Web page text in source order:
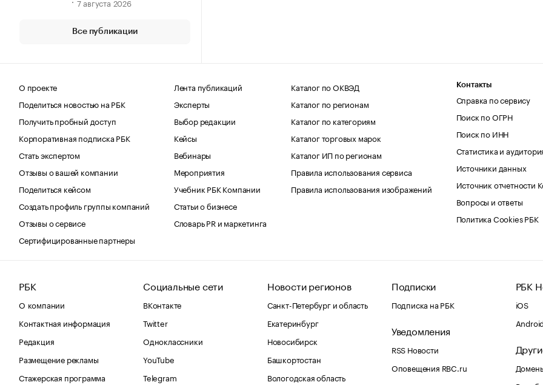
Все публикации
О проекте
Поделиться новостью на РБК
Получить пробный доступ
Корпоративная подписка РБК
Стать экспертом
Отзывы о вашей компании
Поделиться кейсом
Создать профиль группы компаний
Отзывы о сервисе
Сертифицированные партнеры
Лента публикаций
Эксперты
Выбор редакции
Кейсы
Вебинары
Мероприятия
Учебник РБК Компании
Статьи о бизнесе
Словарь PR и маркетинга
Каталог по ОКВЭД
Каталог по регионам
Каталог по категориям
Каталог торговых марок
Каталог ИП по регионам
Правила использования сервиса
Правила использования изображений
Контакты
Справка по сервису
Поиск по ОГРН
Поиск по ИНН
Статистика и
Источники данных
Источник отчетности
Вопросы и ответы
Политика Cookies РБК
РБК
О компании
Контактная информация
Редакция
Размещение рекламы
Стажерская программа
Социальные сети
ВКонтакте
Twitter
Одноклассники
YouTube
Telegram
Новости регионов
Санкт-Петербург и область
Екатеринбург
Новосибирск
Башкортостан
Вологодская область
Подписки
Подписка на РБК
Уведомления
RSS Новости
Оповещения RBC.ru
РБК
iOS